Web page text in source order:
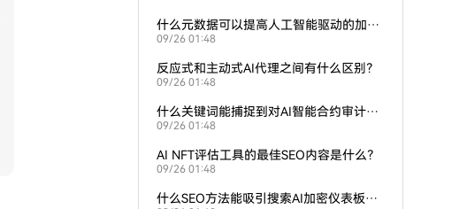
什么元数据可以提高人工智能驱动的加密
货币投资组合应用的排名？
09/26 01:48
反应式和主动式AI代理之间有什么区别？
09/26 01:48
什么关键词能捕捉到对AI智能合约审计的
需求？
09/26 01:48
AI NFT评估工具的最佳SEO内容是什么？
09/26 01:48
什么SEO方法能吸引搜索AI加密仪表板的